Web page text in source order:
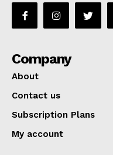
Company
About
Contact us
Subscription Plans
My account